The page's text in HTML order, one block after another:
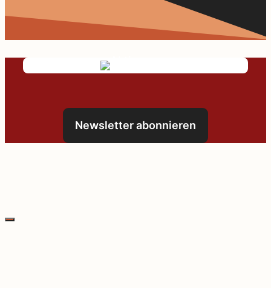
Newsletter abonnieren
Schließen